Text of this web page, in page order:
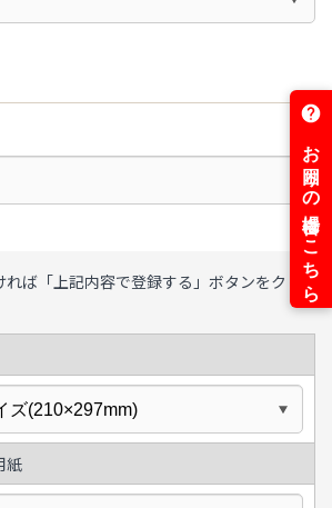
ば「上記内容で登録する」ボタンをクリ
紙